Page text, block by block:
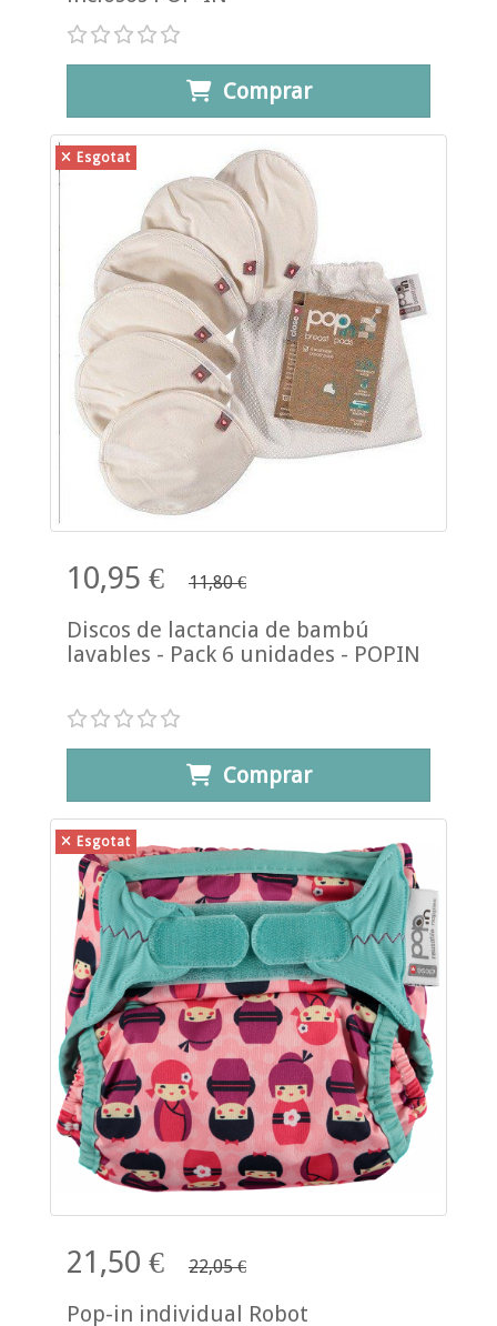
Comprar
Esgotat
10,95 € 11,80 €
Discos de lactancia de bambú
lavables - Pack 6 unidades - POPIN
Comprar
Esgotat
21,50 € 22,05 €
Pop-in individual Robot